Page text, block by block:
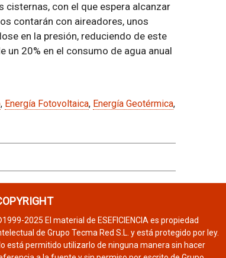
cisternas, con el que espera alcanzar
contarán con aireadores, unos
en la presión, reduciendo de este
un 20% en el consumo de agua anual
, Energía Fotovoltaica, Energía Geotérmica,
2025 El material de ESEFICIENCIA es propiedad
de Grupo Tecma Red S.L. y está protegido por ley.
está permitido utilizarlo de ninguna manera sin hacer